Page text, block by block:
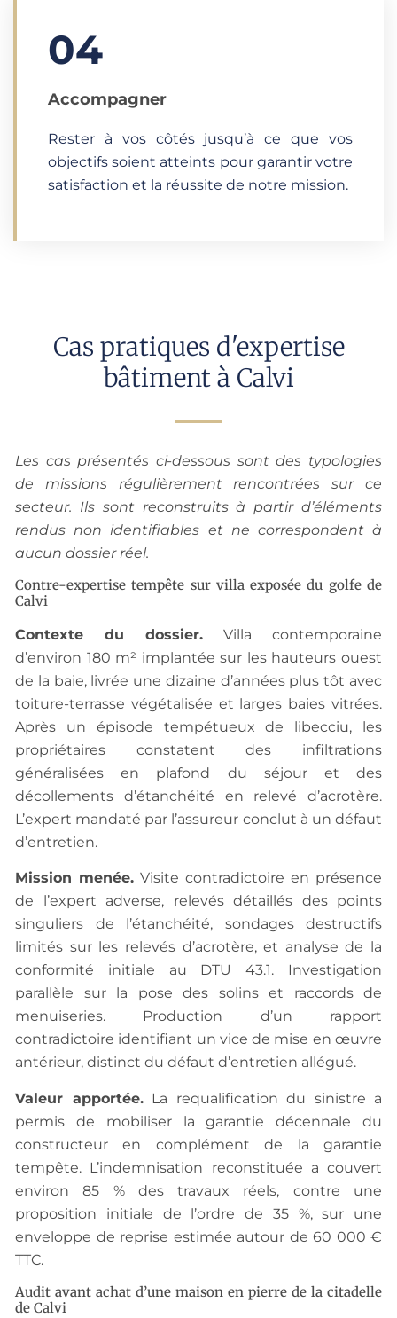
04
Accompagner
Rester à vos côtés jusqu’à ce que vos
objectifs soient atteints pour garantir votre
satisfaction et la réussite de notre mission.
Cas pratiques d'expertise
bâtiment à Calvi
Les cas présentés ci-dessous sont des typologies
de missions régulièrement rencontrées sur ce
secteur. Ils sont reconstruits à partir d’éléments
rendus non identifiables et ne correspondent à
aucun dossier réel.
Contre-expertise tempête sur villa exposée du golfe de
Calvi
Contexte du dossier. Villa contemporaine
d’environ 180 m² implantée sur les hauteurs ouest
de la baie, livrée une dizaine d’années plus tôt avec
toiture-terrasse végétalisée et larges baies vitrées.
Après un épisode tempétueux de libecciu, les
propriétaires constatent des infiltrations
généralisées en plafond du séjour et des
décollements d’étanchéité en relevé d’acrotère.
L’expert mandaté par l’assureur conclut à un défaut
d’entretien.
Mission menée. Visite contradictoire en présence
de l’expert adverse, relevés détaillés des points
singuliers de l’étanchéité, sondages destructifs
limités sur les relevés d’acrotère, et analyse de la
conformité initiale au DTU 43.1. Investigation
parallèle sur la pose des solins et raccords de
menuiseries. Production d’un rapport
contradictoire identifiant un vice de mise en œuvre
antérieur, distinct du défaut d’entretien allégué.
Valeur apportée.La requalification du sinistre a
permis de mobiliser la garantie décennale du
constructeur en complément de la garantie
tempête. L’indemnisation reconstituée a couvert
environ 85 % des travaux réels, contre une
proposition initiale de l’ordre de 35 %, sur une
enveloppe de reprise estimée autour de 60 000 €
TTC.
Audit avant achat d’une maison en pierre de la citadelle
de Calvi